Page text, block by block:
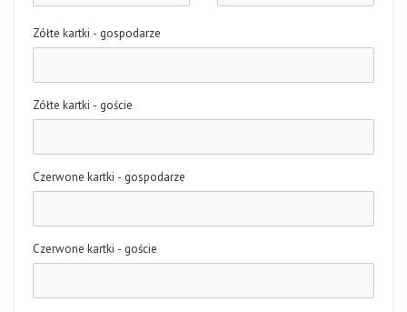
Zółte kartki - gospodarze
Zółte kartki - goście
Czerwone kartki - gospodarze
Czerwone kartki - goście